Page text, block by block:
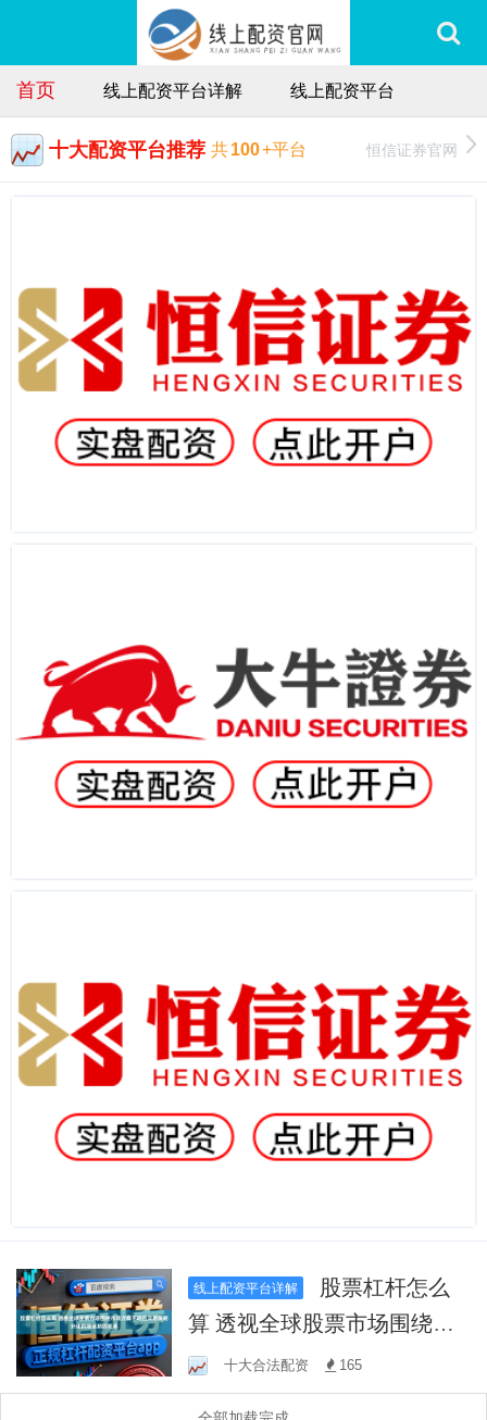
首页 线上配资平台详解 线上配资平台
十大配资平台推荐 共100+平台 恒信证券官网
线上配资平台详解
算 透视全球股票市场围绕市
场方向不明且交易策略分化
的震荡期的交易
十大合法配资 165